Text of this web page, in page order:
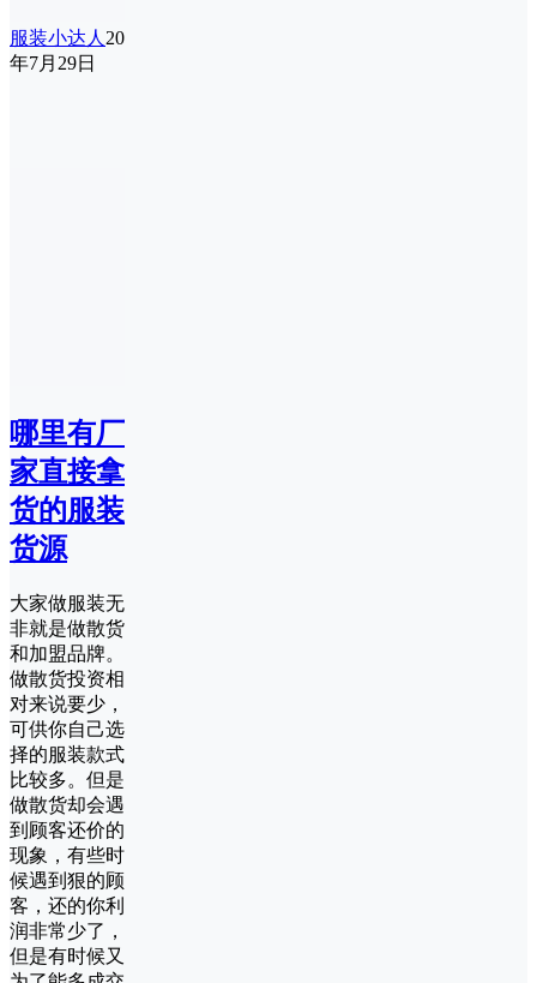
服装小达人 20
年7月29日
哪里有厂
家直接拿
货的服装
货源
大家做服装无
非就是做散货
和加盟品牌。
做散货投资相
对来说要少，
可供你自己选
择的服装款式
比较多。但是
做散货却会遇
到顾客还价的
现象，有些时
候遇到狠的顾
客，还的你利
润非常少了，
但是有时候又